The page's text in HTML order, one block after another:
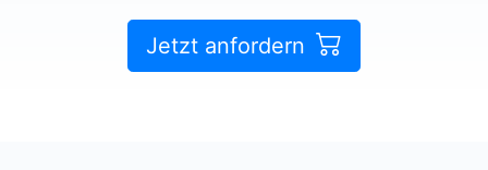
Jetzt anfordern